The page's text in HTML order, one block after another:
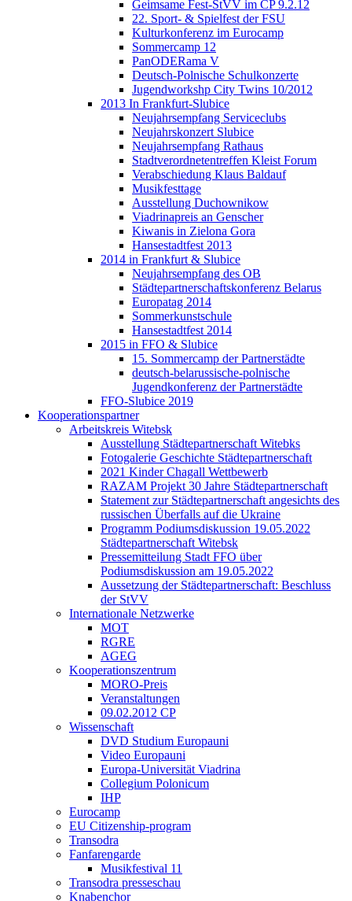
Geimsame Fest-StVV im CP 9.2.12
22. Sport- & Spielfest der FSU
Kulturkonferenz im Eurocamp
Sommercamp 12
PanODERama V
Deutsch-Polnische Schulkonzerte
Jugendworkshp City Twins 10/2012
2013 In Frankfurt-Slubice
Neujahrsempfang Serviceclubs
Neujahrskonzert Slubice
Neujahrsempfang Rathaus
Stadtverordnetentreffen Kleist Forum
Verabschiedung Klaus Baldauf
Musikfesttage
Ausstellung Duchownikow
Viadrinapreis an Genscher
Kiwanis in Zielona Gora
Hansestadtfest 2013
2014 in Frankfurt & Slubice
Neujahrsempfang des OB
Städtepartnerschaftskonferenz Belarus
Europatag 2014
Sommerkunstschule
Hansestadtfest 2014
2015 in FFO & Slubice
15. Sommercamp der Partnerstädte
deutsch-belarussische-polnische
Jugendkonferenz der Partnerstädte
FFO-Slubice 2019
Kooperationspartner
Arbeitskreis Witebsk
Ausstellung Städtepartnerschaft Witebks
Fotogalerie Geschichte Städtepartnerschaft
2021 Kinder Chagall Wettbewerb
RAZAM Projekt 30 Jahre Städtepartnerschaft
Statement zur Städtepartnerschaft angesichts des
russischen Überfalls auf die Ukraine
Programm Podiumsdiskussion 19.05.2022
Städtepartnerschaft Witebsk
Pressemitteilung Stadt FFO über
Podiumsdiskussion am 19.05.2022
Aussetzung der Städtepartnerschaft: Beschluss
der StVV
Internationale Netzwerke
MOT
RGRE
AGEG
Kooperationszentrum
MORO-Preis
Veranstaltungen
09.02.2012 CP
Wissenschaft
DVD Studium Europauni
Video Europauni
Europa-Universität Viadrina
Collegium Polonicum
IHP
Eurocamp
EU Citizenship-program
Transodra
Fanfarengarde
Musikfestival 11
Transodra presseschau
Knabenchor